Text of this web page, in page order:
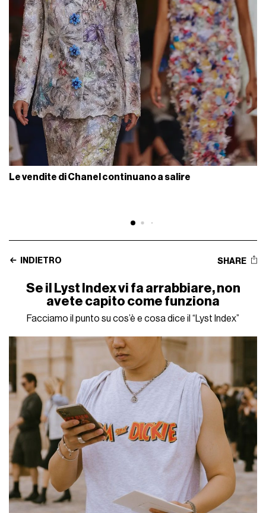
Le vendite di Chanel continuano a salire
INDIETRO SHARE
Se il Lyst Index vi fa arrabbiare, non
avete capito come funziona
Facciamo il punto su cos’è e cosa dice il “Lyst Index”